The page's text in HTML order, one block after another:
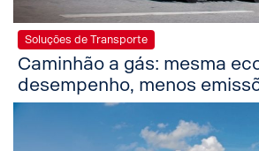
Soluções de Transporte
Caminhão a gás: mesma
desempenho, menos